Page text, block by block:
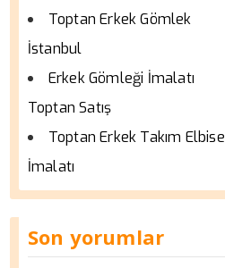
Toptan Erkek Gömlek
İstanbul
Erkek Gömleği İmalatı
Toptan Satış
Toptan Erkek Takım Elbise
İmalatı
Son yorumlar